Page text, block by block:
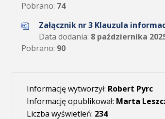
Pobrano: 74
Załącznik nr 3 Klauzula
Data dodania: 8 października
Pobrano: 90
Informację wytworzył: Robert Pyrc
Informację opublikował: Marta
Liczba wyświetleń: 234